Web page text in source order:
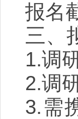
报名
三、
1.调
2.调
3.需